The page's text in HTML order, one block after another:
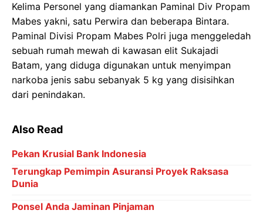
Kelima Personel yang diamankan Paminal Div Propam
Mabes yakni, satu Perwira dan beberapa Bintara.
Paminal Divisi Propam Mabes Polri juga menggeledah
sebuah rumah mewah di kawasan elit Sukajadi
Batam, yang diduga digunakan untuk menyimpan
narkoba jenis sabu sebanyak 5 kg yang disisihkan
dari penindakan.
Also Read
Pekan Krusial Bank Indonesia
Terungkap Pemimpin Asuransi Proyek Raksasa
Dunia
Ponsel Anda Jaminan Pinjaman